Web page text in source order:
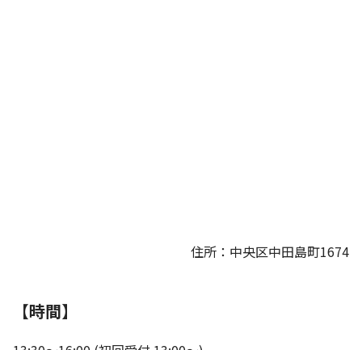
住所：中央区中田島町1674
【時間】